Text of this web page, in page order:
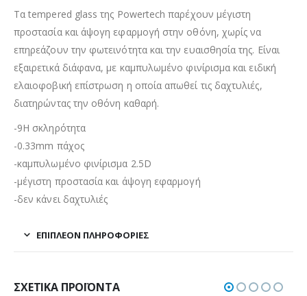
Τα tempered glass της Powertech παρέχουν μέγιστη
προστασία και άψογη εφαρμογή στην οθόνη, χωρίς να
επηρεάζουν την φωτεινότητα και την ευαισθησία της. Είναι
εξαιρετικά διάφανα, με καμπυλωμένο φινίρισμα και ειδική
ελαιοφοβική επίστρωση η οποία απωθεί τις δαχτυλιές,
διατηρώντας την οθόνη καθαρή.
-9H σκληρότητα
-0.33mm πάχος
-καμπυλωμένο φινίρισμα 2.5D
-μέγιστη προστασία και άψογη εφαρμογή
-δεν κάνει δαχτυλιές
ΕΠΙΠΛΈΟΝ ΠΛΗΡΟΦΟΡΊΕΣ
ΣΧΕΤΙΚΆ ΠΡΟΪΌΝΤΑ